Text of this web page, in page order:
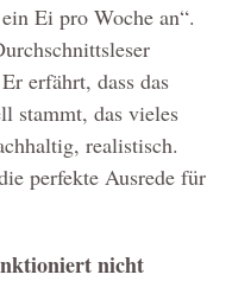
Ei pro Woche an“.
erfährt, dass das
stammt, das vieles
realistisch.
perfekte Ausrede für
nicht